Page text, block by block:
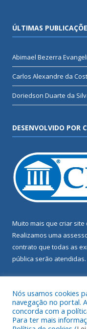
ÚLTIMAS
Abimael Bezerra
Carlos Alexandre da
Doriedson Duarte da
DESENVOLVIDO POR
Muito mais que criar site
Realizamos uma
contrato que todas as
pública serão atendidas.
Nós usamos cookies
navegação no portal.
concorda com a
Para ter mais